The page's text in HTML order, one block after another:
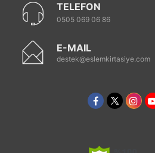
TELEFON
0505 069 06 86
E-MAIL
destek@eslemkirtasiye.com